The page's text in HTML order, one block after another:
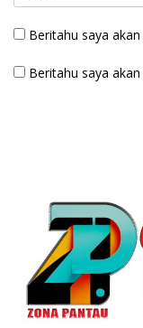
Beritahu saya
Beritahu saya